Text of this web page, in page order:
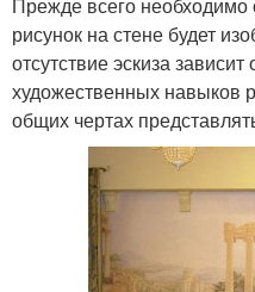
Прежде всего необходимо
рисунок на стене будет
отсутствие эскиза
художественных навыков
общих чертах